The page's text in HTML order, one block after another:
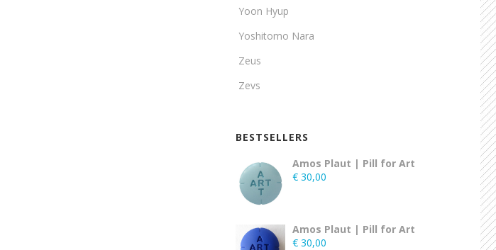
Yoon Hyup
Yoshitomo Nara
Zeus
Zevs
BESTSELLERS
Amos Plaut | Pill for Art
€ 30,00
Amos Plaut | Pill for Art
€ 30,00